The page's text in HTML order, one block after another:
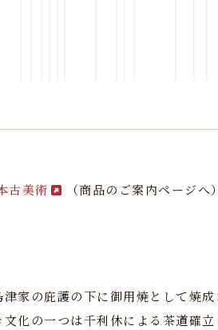
古美術 （商品のご案内ページへ）
家の庇護の下に御用焼として焼成
化の一つは千利休による茶道確立